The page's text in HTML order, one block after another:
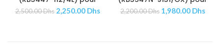
Hommes
2,500.00Dhs 2,250.00 Dhs
Femmes
2,200.00Dhs 1,980.00 Dhs